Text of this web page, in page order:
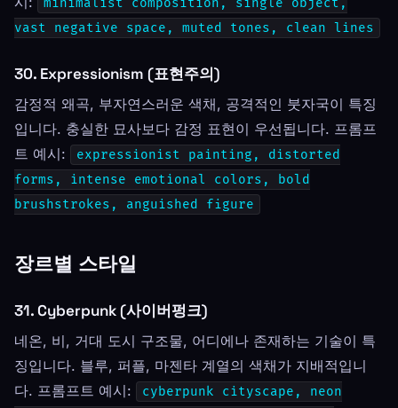
minimalist composition, single object,
vast negative space, muted tones, clean lines
30. Expressionism (표현주의)
감정적 왜곡, 부자연스러운 색채, 공격적인 붓자국이 특징
입니다. 충실한 묘사보다 감정 표현이 우선됩니다. 프롬프
트 예시:
expressionist painting, distorted
forms, intense emotional colors, bold
brushstrokes, anguished figure
장르별 스타일
31. Cyberpunk (사이버펑크)
네온, 비, 거대 도시 구조물, 어디에나 존재하는 기술이 특
징입니다. 블루, 퍼플, 마젠타 계열의 색채가 지배적입니
다. 프롬프트 예시:
cyberpunk cityscape, neon